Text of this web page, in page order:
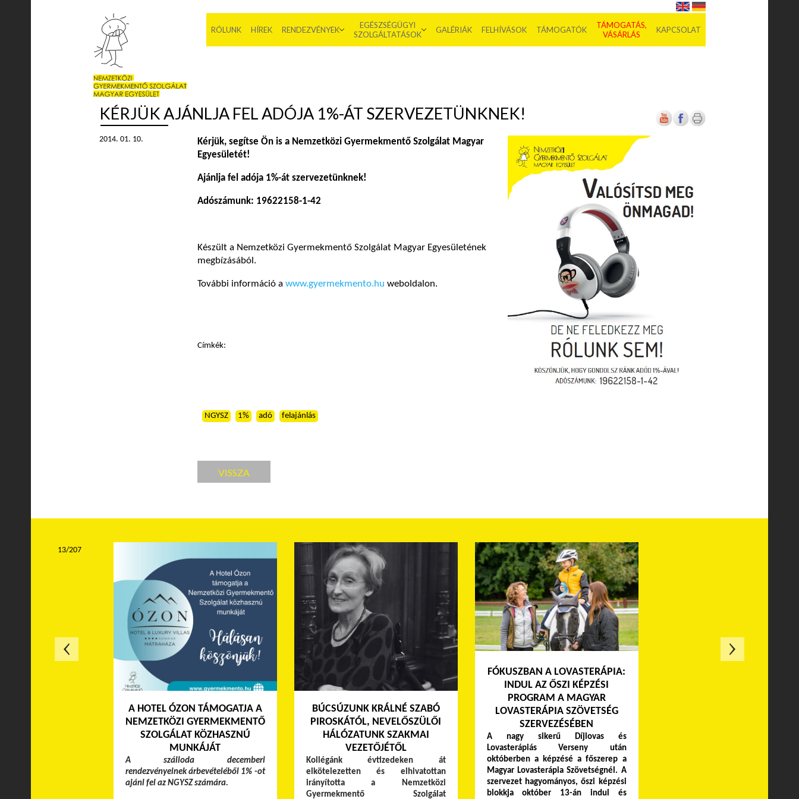
RÓLUNK HÍREK RENDEZVÉNYEK
EGÉSZSÉGÜGYI
SZOLGÁLTATÁSOK
GALÉRIÁK FELHÍVÁSOK TÁMOGATÓK
TÁMOGATÁS,
VÁSÁRLÁS
KAPCSOLAT
KÉRJÜK AJÁNLJA FEL ADÓJA 1%-ÁT SZERVEZETÜNKNEK!
2014. 01. 10.
Kérjük, segítse Ön is a Nemzetközi Gyermekmentő Szolgálat Magyar
Egyesületét!
Ajánlja fel adója 1%-át szervezetünknek!
Adószámunk: 19622158-1-42
Készült a Nemzetközi Gyermekmentő Szolgálat Magyar Egyesületének
megbízásából.
További információ a www.gyermekmento.hu weboldalon.
Címkék:
NGYSZ 1% adó felajánlás
VISSZA
A HOTEL ÓZON TÁMOGATJA A
NEMZETKÖZI GYERMEKMENTŐ
SZOLGÁLAT KÖZHASZNÚ
MUNKÁJÁT
A szálloda decemberi
rendezvényeinek árbevételéből 1% -ot
ajánl fel az NGYSZ számára.
BÚCSÚZUNK KRÁLNÉ SZABÓ
PIROSKÁTÓL, NEVELŐSZÜLŐI
HÁLÓZATUNK SZAKMAI
VEZETŐJÉTŐL
Kollégánk évtizedeken át
elkötelezetten és elhivatottan
irányította a Nemzetközi
Gyermekmentő Szolgálat
FÓKUSZBAN A LOVASTERÁPIA:
INDUL AZ ŐSZI KÉPZÉSI
PROGRAM A MAGYAR
LOVASTERÁPIA SZÖVETSÉG
SZERVEZÉSÉBEN
A nagy sikerű Díjlovas és
Lovasterápiás Verseny után
októberben a képzésé a főszerep a
Magyar Lovasterápia Szövetségnél. A
szervezet hagyományos, őszi képzési
blokkja október 13-án indul és
13/207